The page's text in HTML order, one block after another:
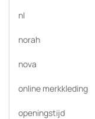
nl
norah
nova
online merkkleding
openingstijd